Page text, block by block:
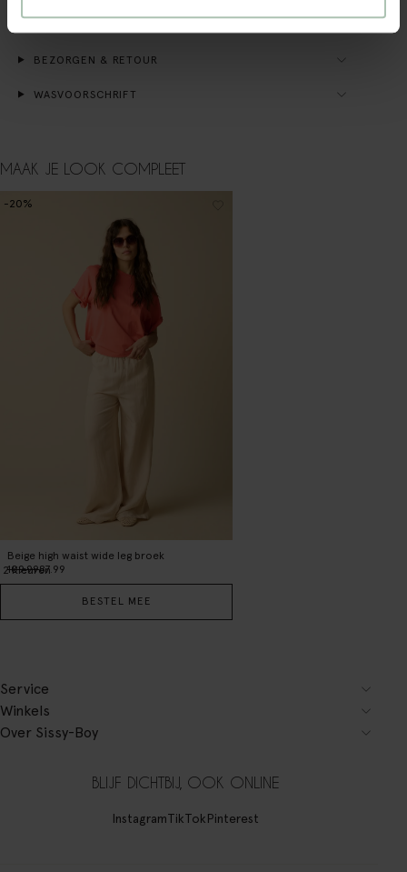
BEZORGEN & RETOUR
WASVOORSCHRIFT
MAAK JE LOOK COMPLEET
Beige high waist wide leg broek
109.9987.99
-20%
2Kleuren
BESTEL MEE
Service
Winkels
Over Sissy-Boy
BLIJF DICHTBIJ, OOK ONLINE
InstagramTikTokPinterest